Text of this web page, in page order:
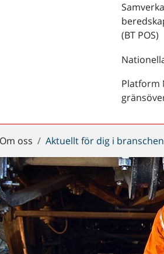
(BT POS)
Platform
Om oss Aktuellt för dig i branschen